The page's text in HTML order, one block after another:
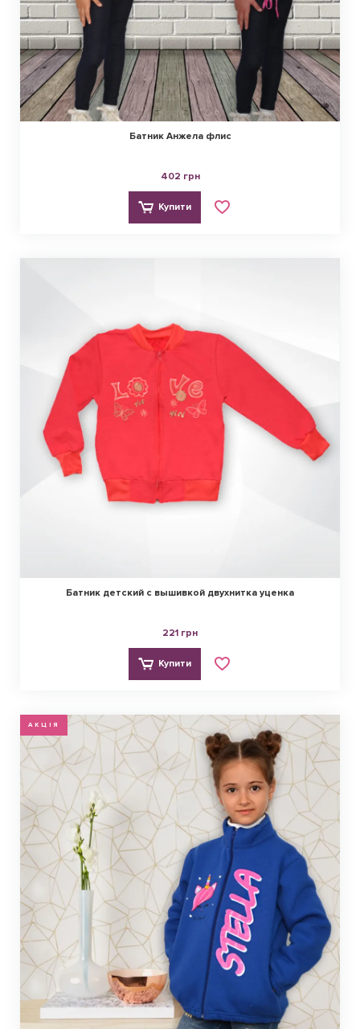
Батник Анжела флис
402 грн
Купити
Батник детский с вышивкой двухнитка уценка
221 грн
Купити
АКЦІЯ